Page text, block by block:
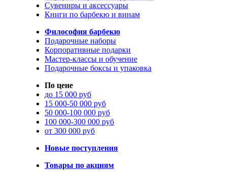
Сувениры и аксессуары
Книги по барбекю и винам
Философия барбекю
Подарочные наборы
Корпоративные подарки
Мастер-классы и обучение
Подарочные боксы и упаковка
По цене
до 15 000 руб
15 000-50 000 руб
50 000-100 000 руб
100 000-300 000 руб
от 300 000 руб
Новые поступления
Товары по акциям